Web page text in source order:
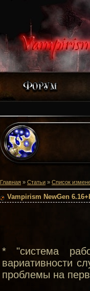
Главная » Статьи » Список
Vampirism NewGen
* "система
вариативности
проблемы на